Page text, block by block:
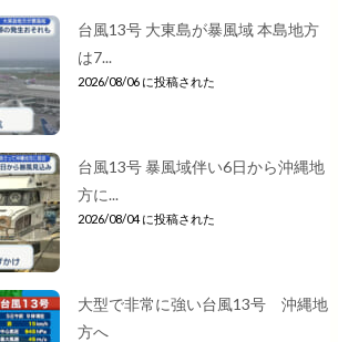
台風13号 大東島が暴風域 本島地方
は7...
2026/08/06 に投稿された
台風13号 暴風域伴い6日から沖縄地
方に...
2026/08/04 に投稿された
大型で非常に強い台風13号 沖縄地
方へ